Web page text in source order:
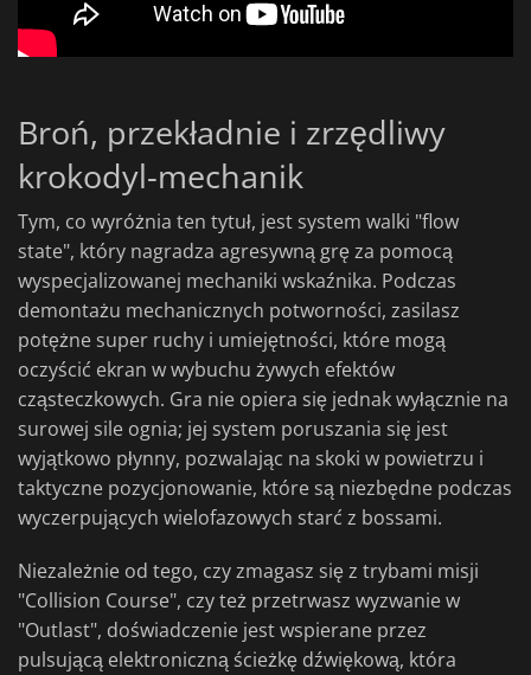
Broń, przekładnie i zrzędliwy
krokodyl-mechanik
Tym, co wyróżnia ten tytuł, jest system walki "flow
state", który nagradza agresywną grę za pomocą
wyspecjalizowanej mechaniki wskaźnika. Podczas
demontażu mechanicznych potworności, zasilasz
potężne super ruchy i umiejętności, które mogą
oczyścić ekran w wybuchu żywych efektów
cząsteczkowych. Gra nie opiera się jednak wyłącznie na
surowej sile ognia; jej system poruszania się jest
wyjątkowo płynny, pozwalając na skoki w powietrzu i
taktyczne pozycjonowanie, które są niezbędne podczas
wyczerpujących wielofazowych starć z bossami.
Niezależnie od tego, czy zmagasz się z trybami misji
"Collision Course", czy też przetrwasz wyzwanie w
"Outlast", doświadczenie jest wspierane przez
pulsującą elektroniczną ścieżkę dźwiękową, która